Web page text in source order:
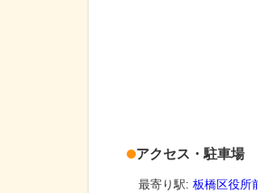
アクセス・駐車場
最寄り駅: 板橋区役所